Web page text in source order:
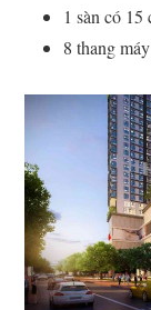
1 sàn có
8 thang